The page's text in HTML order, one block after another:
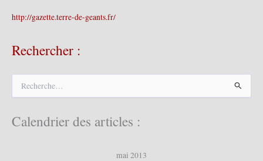
http://gazette.terre-de-geants.fr/
Rechercher :
e
Calendrier des articles :
mai 2013